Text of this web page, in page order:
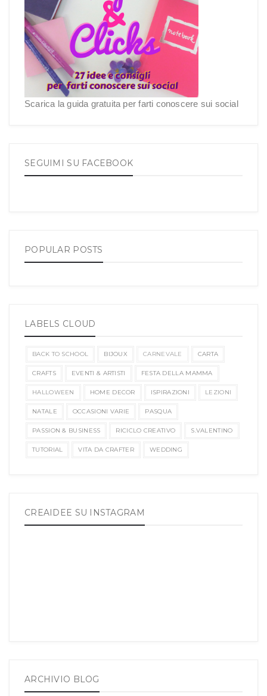
Scarica la guida gratuita per farti conoscere sui social
SEGUIMI SU FACEBOOK
POPULAR POSTS
LABELS CLOUD
BACK TO SCHOOL BIJOUX CARNEVALE CARTA
CRAFTS EVENTI & ARTISTI FESTA DELLA MAMMA
HALLOWEEN HOME DECOR ISPIRAZIONI LEZIONI
NATALE OCCASIONI VARIE PASQUA
PASSION & BUSINESS RICICLO CREATIVO S.VALENTINO
TUTORIAL VITA DA CRAFTER WEDDING
CREAIDEE SU INSTAGRAM
ARCHIVIO BLOG